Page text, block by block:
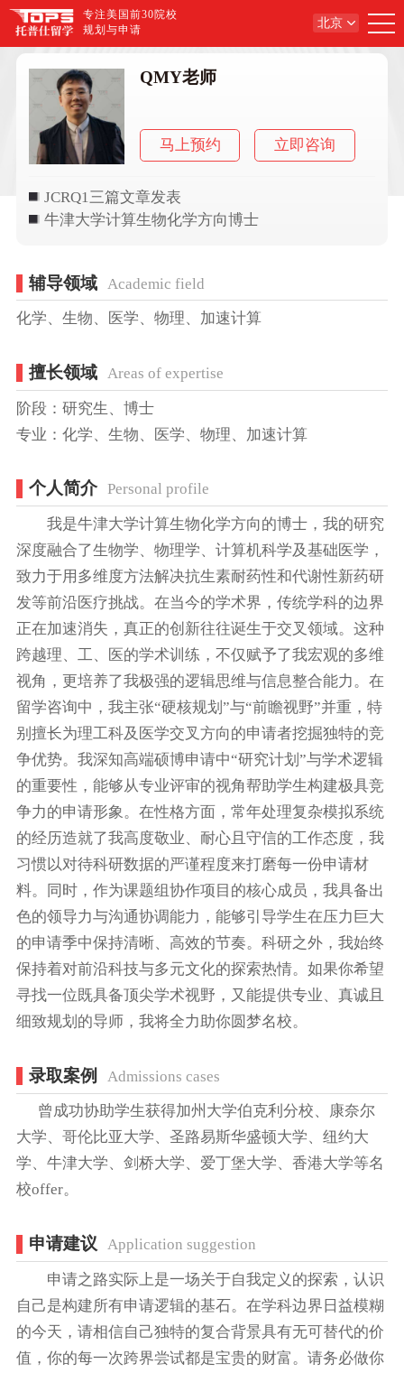
专注美国前30院校
规划与申请
北京
QMY老师
马上预约 立即咨询
JCRQ1三篇文章发表
牛津大学计算生物化学方向博士
辅导领域 Academic field
化学、生物、医学、物理、加速计算
擅长领域 Areas of expertise
阶段：研究生、博士
专业：化学、生物、医学、物理、加速计算
个人简介 Personal profile
我是牛津大学计算生物化学方向的博士，我的研究
深度融合了生物学、物理学、计算机科学及基础医学，
致力于用多维度方法解决抗生素耐药性和代谢性新药研
发等前沿医疗挑战。在当今的学术界，传统学科的边界
正在加速消失，真正的创新往往诞生于交叉领域。这种
跨越理、工、医的学术训练，不仅赋予了我宏观的多维
视角，更培养了我极强的逻辑思维与信息整合能力。在
留学咨询中，我主张“硬核规划”与“前瞻视野”并重，特
别擅长为理工科及医学交叉方向的申请者挖掘独特的竞
争优势。我深知高端硕博申请中“研究计划”与学术逻辑
的重要性，能够从专业评审的视角帮助学生构建极具竞
争力的申请形象。在性格方面，常年处理复杂模拟系统
的经历造就了我高度敬业、耐心且守信的工作态度，我
习惯以对待科研数据的严谨程度来打磨每一份申请材
料。同时，作为课题组协作项目的核心成员，我具备出
色的领导力与沟通协调能力，能够引导学生在压力巨大
的申请季中保持清晰、高效的节奏。科研之外，我始终
保持着对前沿科技与多元文化的探索热情。如果你希望
寻找一位既具备顶尖学术视野，又能提供专业、真诚且
细致规划的导师，我将全力助你圆梦名校。
录取案例 Admissions cases
曾成功协助学生获得加州大学伯克利分校、康奈尔
大学、哥伦比亚大学、圣路易斯华盛顿大学、纽约大
学、牛津大学、剑桥大学、爱丁堡大学、香港大学等名
校offer。
申请建议 Application suggestion
申请之路实际上是一场关于自我定义的探索，认识
自己是构建所有申请逻辑的基石。在学科边界日益模糊
的今天，请相信自己独特的复合背景具有无可替代的价
值，你的每一次跨界尝试都是宝贵的财富。请务必做你